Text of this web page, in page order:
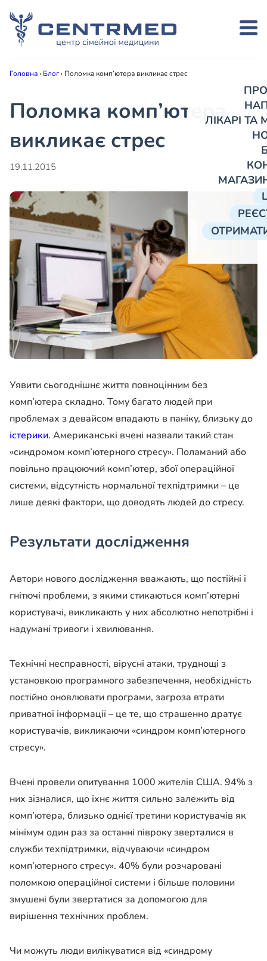
ЛІКАРІ
Головна› Блог› Поломка комп’ютера викликає стрес
Поломка комп’ютера
викликає стрес
19.11.2015
Уявити сьогоднішнє життя повноцінним без
комп’ютера складно. Тому багато людей при
проблемах з девайсом впадають в паніку, близьку до
істерики. Американські вчені назвали такий стан
«синдромом комп’ютерного стресу». Поламаний або
повільно працюючий комп’ютер, збої операційної
системи, відсутність нормальної техпідтримки – це
лише деякі фактори, що доводять людей до стресу.
Результати дослідження
Автори нового дослідження вважають, що постійні і
гнітючі проблеми, з якими стикаються комп’ютерні
користувачі, викликають у них абсолютно непотрібні і
надумані тривоги і хвилювання.
Технічні несправності, вірусні атаки, труднощі з
установкою програмного забезпечення, необхідність
постійно оновлювати програми, загроза втрати
приватної інформації – це те, що страшенно дратує
користувачів, викликаючи «синдром комп’ютерного
стресу».
Вчені провели опитування 1000 жителів США. 94% з
них зізналися, що їхнє життя сильно залежить від
комп’ютера, близько однієї третини користувачів як
мінімум один раз за останні півроку зверталися в
служби техпідтримки, відчуваючи «синдром
комп’ютерного стресу». 40% були розчаровані
поломкою операційної системи і більше половини
змушені були звертатися за допомогою для
вирішення технічних проблем.
Чи можуть люди вилікуватися від «синдрому